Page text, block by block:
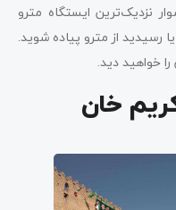
نزدیک‌ترین ایستگاه مترو
رسیدید از مترو پیاده شوید.
خواهید دید.
خان